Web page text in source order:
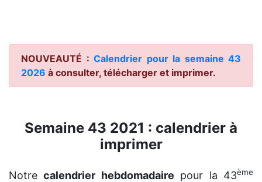
NOUVEAUTÉ : Calendrier pour la semaine 43
2026 à consulter, télécharger et imprimer.
Semaine 43 2021 : calendrier à
imprimer
Notrecalendrier hebdomadaire pour la 43ème